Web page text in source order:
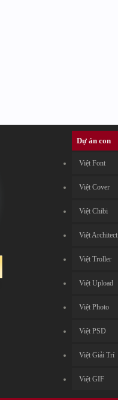
Dự án con
Việt Font
Việt Cover
Việt Chibi
Việt Architect
Việt Troller
Việt Upload
Việt Photo
Việt PSD
Việt Giải Trí
Việt GIF